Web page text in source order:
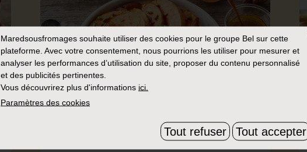
Maredsousfromages souhaite utiliser des cookies pour le groupe Bel sur cette
plateforme. Avec votre consentement, nous pourrions les utiliser pour mesurer et
analyser les performances d’utilisation du site, proposer du contenu personnalisé
et des publicités pertinentes.
Vous découvrirez plus d'informations ici.
Paramètres des cookies
Tout refuser Tout accepter